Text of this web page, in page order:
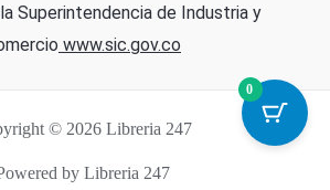
Superintendencia de Industria y
www.sic.gov.co
© 2026 Libreria 247
by Libreria 247
0